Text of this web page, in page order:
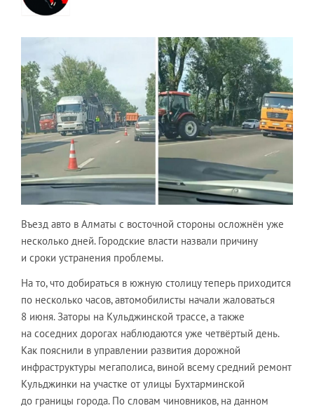
Въезд авто в Алматы с восточной стороны осложнён уже
несколько дней. Городские власти назвали причину
и сроки устранения проблемы.
На то, что добираться в южную столицу теперь приходится
по несколько часов, автомобилисты начали жаловаться
8 июня. Заторы на Кульджинской трассе, а также
на соседних дорогах наблюдаются уже четвёртый день.
Как пояснили в управлении развития дорожной
инфраструктуры мегаполиса, виной всему средний ремонт
Кульджинки на участке от улицы Бухтарминской
до границы города. По словам чиновников, на данном